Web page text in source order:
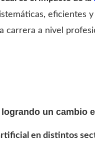
eficientes
carrera a nivel
un cambio
en distintos